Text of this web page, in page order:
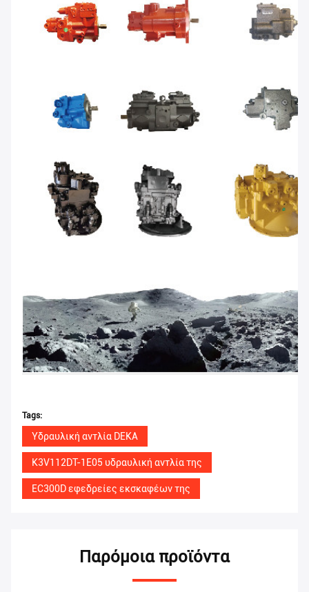
Tags:
Υδραυλική αντλία DEKA
K3V112DT-1E05 υδραυλική αντλία της
EC300D εφεδρείες εκσκαφέων της
Παρόμοια προϊόντα